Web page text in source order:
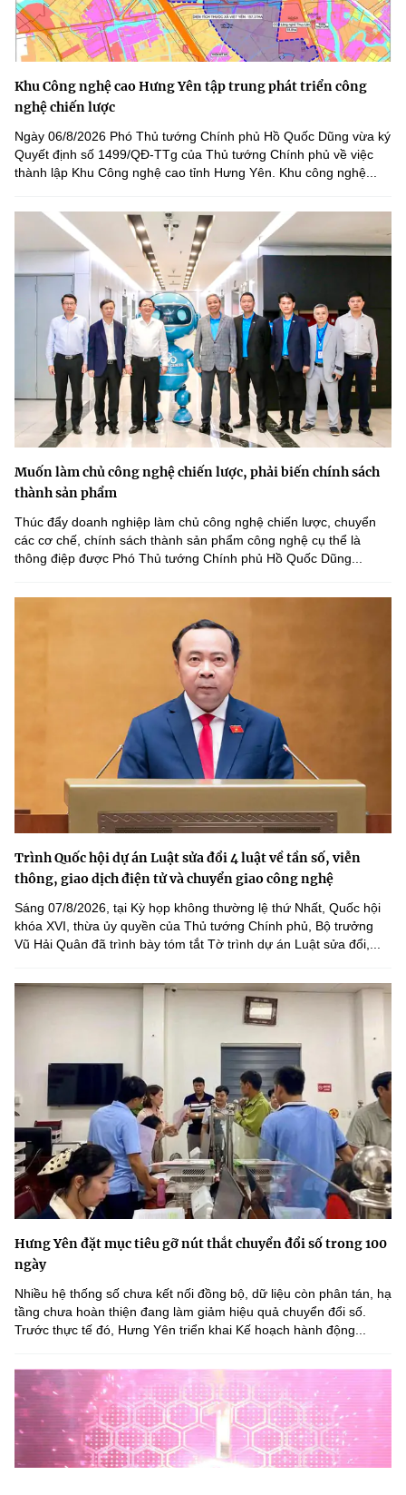
Khu Công nghệ cao Hưng Yên tập trung phát triển công
nghệ chiến lược
Ngày 06/8/2026 Phó Thủ tướng Chính phủ Hồ Quốc Dũng vừa ký
Quyết định số 1499/QĐ-TTg của Thủ tướng Chính phủ về việc
thành lập Khu Công nghệ cao tỉnh Hưng Yên. Khu công nghệ...
Muốn làm chủ công nghệ chiến lược, phải biến chính sách
thành sản phẩm
Thúc đẩy doanh nghiệp làm chủ công nghệ chiến lược, chuyển
các cơ chế, chính sách thành sản phẩm công nghệ cụ thể là
thông điệp được Phó Thủ tướng Chính phủ Hồ Quốc Dũng...
Trình Quốc hội dự án Luật sửa đổi 4 luật về tần số, viễn
thông, giao dịch điện tử và chuyển giao công nghệ
Sáng 07/8/2026, tại Kỳ họp không thường lệ thứ Nhất, Quốc hội
khóa XVI, thừa ủy quyền của Thủ tướng Chính phủ, Bộ trưởng
Vũ Hải Quân đã trình bày tóm tắt Tờ trình dự án Luật sửa đổi,...
Hưng Yên đặt mục tiêu gỡ nút thắt chuyển đổi số trong 100
ngày
Nhiều hệ thống số chưa kết nối đồng bộ, dữ liệu còn phân tán, hạ
tầng chưa hoàn thiện đang làm giảm hiệu quả chuyển đổi số.
Trước thực tế đó, Hưng Yên triển khai Kế hoạch hành động...